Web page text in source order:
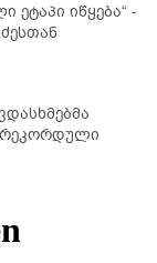
ეტაპი იწყება“ -
რეკორდული